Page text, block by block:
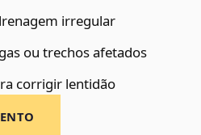
irregular
ou trechos afetados
corrigir lentidão